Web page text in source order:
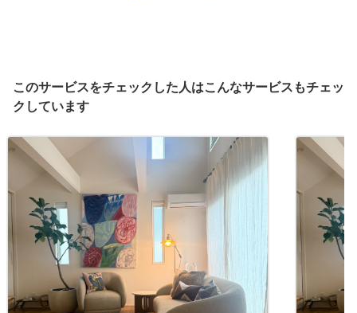
このサービスをチェックした人はこんなサービスもチェッ
クしています